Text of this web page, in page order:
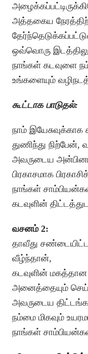
அத்தகைய
ஒவ்வொரு
நாங்கள் கடவுளை
உங்களையும்
கூட்டாக பாடுதல்:
நாம்
துணிந்து நிற்பேன்,
அவருடைய
பிரகாசமாக
நாங்கள்
கடவுளின்
வசனம் 2:
தாவீது
வீழ்ந்தான்,
கடவுளின்
அனைத்தையும் செய்ய
அவருடைய
நம்மை மிகவும்
நாங்கள்